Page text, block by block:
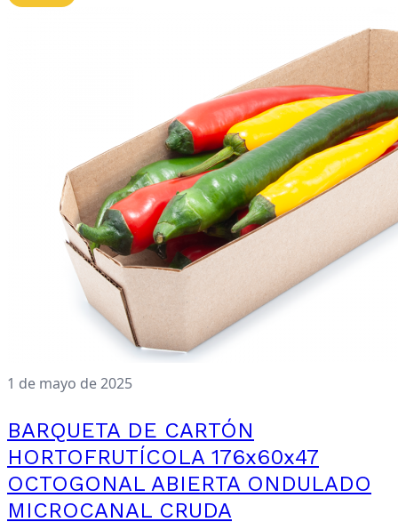
1 de mayo de 2025
BARQUETA DE CARTÓN
HORTOFRUTÍCOLA 176x60x47
OCTOGONAL ABIERTA ONDULADO
MICROCANAL CRUDA